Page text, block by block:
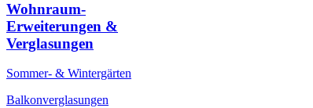
Wohnraum-
Erweiterungen &
Verglasungen
Sommer- & Wintergärten
Balkonverglasungen